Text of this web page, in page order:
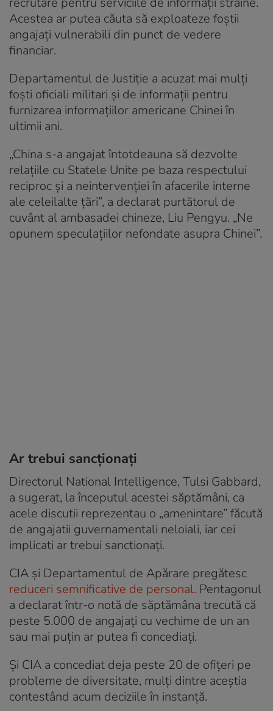
Acestea ar putea căuta să exploateze foștii
angajați vulnerabili din punct de vedere
financiar.
Departamentul de Justiție a acuzat mai mulți
foști oficiali militari și de informații pentru
furnizarea informațiilor americane Chinei în
ultimii ani.
„China s-a angajat întotdeauna să dezvolte
relațiile cu Statele Unite pe baza respectului
reciproc și a neintervenției în afacerile interne
ale celeilalte țări”, a declarat purtătorul de
cuvânt al ambasadei chineze, Liu Pengyu. „Ne
opunem speculațiilor nefondate asupra Chinei”.
Ar trebui sancționați
Directorul National Intelligence, Tulsi Gabbard,
a sugerat, la începutul acestei săptămâni, ca
acele discutii reprezentau o „amenintare” făcută
de angajatii guvernamentali neloiali, iar cei
implicati ar trebui sanctionați.
CIA și Departamentul de Apărare pregătesc
reduceri semnificative de personal. Pentagonul
a declarat într-o notă de săptămâna trecută că
peste 5.000 de angajați cu vechime de un an
sau mai puțin ar putea fi concediați.
Și CIA a concediat deja peste 20 de ofițeri pe
probleme de diversitate, mulți dintre aceștia
contestând acum deciziile în instanță.